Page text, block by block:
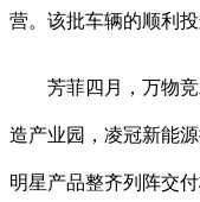
营。该批车辆的顺利
芳菲四月，万物竞
造产业园，凌冠新能
明星产品整齐列阵交